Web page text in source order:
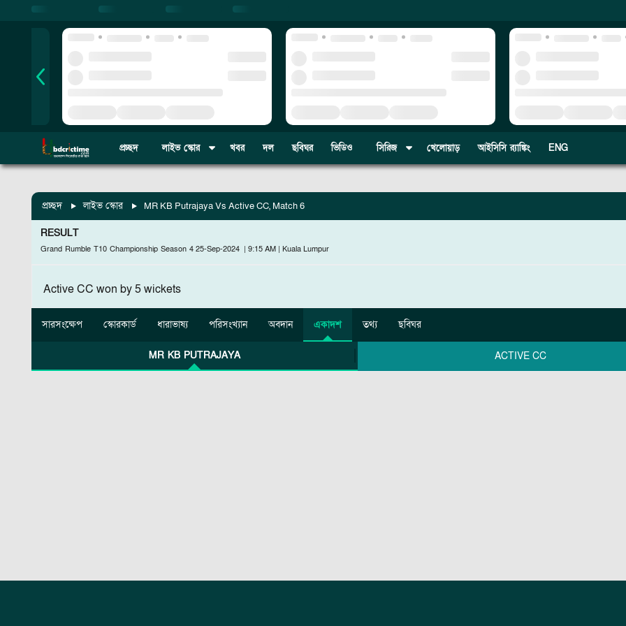
প্রচ্ছদ লাইভ স্কোর খবর দল ছবিঘর ভিডিও সিরিজ খেলোয়াড় আইসিসি র‍্যাঙ্কিং ENG
প্রচ্ছদ লাইভ স্কোর MR KB Putrajaya Vs Active CC, Match 6
RESULT
Grand Rumble T10 Championship Season 4 25-Sep-2024 | 9:15 AM | Kuala Lumpur
Active CC won by 5 wickets
সারসংক্ষেপ স্কোরকার্ড ধারাভাষ্য পরিসংখ্যান অবদান একাদশ তথ্য ছবিঘর
MR KB PUTRAJAYA ACTIVE CC